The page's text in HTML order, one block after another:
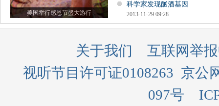
美国举行感恩节盛大游行
科学家发现酗酒基因
2013-11-29 09:28
关于我们
互联网举
视听节目许可证0108263 京公
097号